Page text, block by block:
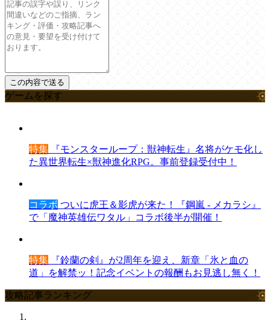
ゲームを探す
特集 『モンスターループ：獣神転生』名将がケモ化し
た異世界転生×獣神進化RPG。事前登録受付中！
コラボ ついに虎王＆影虎が来た！『鋼嵐 - メカラシ』
で「魔神英雄伝ワタル」コラボ後半が開催！
特集 『鈴蘭の剣』が2周年を迎え、新章「氷と血の
道」を解禁ッ！記念イベントの報酬もお見逃し無く！
攻略記事ランキング